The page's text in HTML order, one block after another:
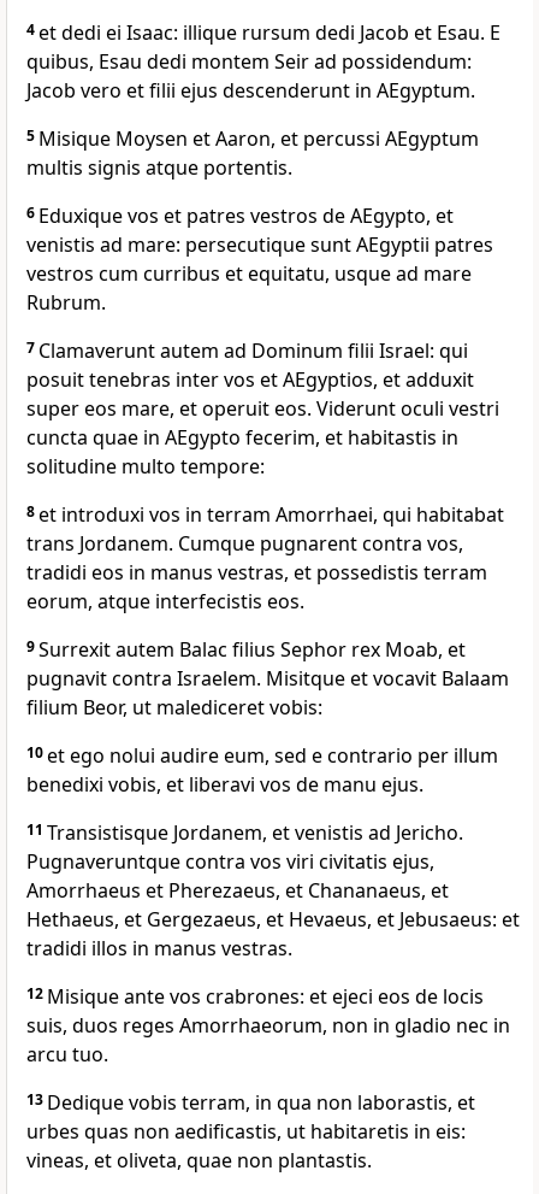
4et dedi ei Isaac: illique rursum dedi Jacob et Esau. E
quibus, Esau dedi montem Seir ad possidendum:
Jacob vero et filii ejus descenderunt in AEgyptum.
5 Misique Moysen et Aaron, et percussi AEgyptum
multis signis atque portentis.
6 Eduxique vos et patres vestros de AEgypto, et
venistis ad mare: persecutique sunt AEgyptii patres
vestros cum curribus et equitatu, usque ad mare
Rubrum.
7 Clamaverunt autem ad Dominum filii Israel: qui
posuit tenebras inter vos et AEgyptios, et adduxit
super eos mare, et operuit eos. Viderunt oculi vestri
cuncta quae in AEgypto fecerim, et habitastis in
solitudine multo tempore:
8et introduxi vos in terram Amorrhaei, qui habitabat
trans Jordanem. Cumque pugnarent contra vos,
tradidi eos in manus vestras, et possedistis terram
eorum, atque interfecistis eos.
9Surrexit autem Balac filius Sephor rex Moab, et
pugnavit contra Israelem. Misitque et vocavit Balaam
filium Beor, ut malediceret vobis:
10et ego nolui audire eum, sed e contrario per illum
benedixi vobis, et liberavi vos de manu ejus.
11 Transistisque Jordanem, et venistis ad Jericho.
Pugnaveruntque contra vos viri civitatis ejus,
Amorrhaeus et Pherezaeus, et Chananaeus, et
Hethaeus, et Gergezaeus, et Hevaeus, et Jebusaeus: et
tradidi illos in manus vestras.
12 Misique ante vos crabrones: et ejeci eos de locis
suis, duos reges Amorrhaeorum, non in gladio nec in
arcu tuo.
13 Dedique vobis terram, in qua non laborastis, et
urbes quas non aedificastis, ut habitaretis in eis:
vineas, et oliveta, quae non plantastis.